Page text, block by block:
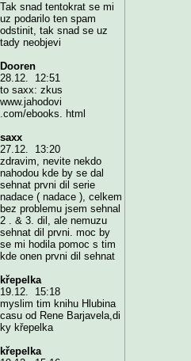
Tak snad tentokrat se mi
uz podarilo ten spam
odstinit, tak snad se uz
tady neobjevi
Dooren
28.12. 12:51
to saxx: zkus
www.jahodovi
.com/ebooks. html
saxx
27.12. 13:20
zdravim, nevite nekdo
nahodou kde by se dal
sehnat prvni dil serie
nadace ( nadace ), celkem
bez problemu jsem sehnal
2 . & 3. dil, ale nemuzu
sehnat dil prvni. moc by
se mi hodila pomoc s tim
kde onen prvni dil sehnat
křepelka
19.12. 15:18
myslim tim knihu Hlubina
casu od Rene Barjavela,di
ky křepelka
křepelka